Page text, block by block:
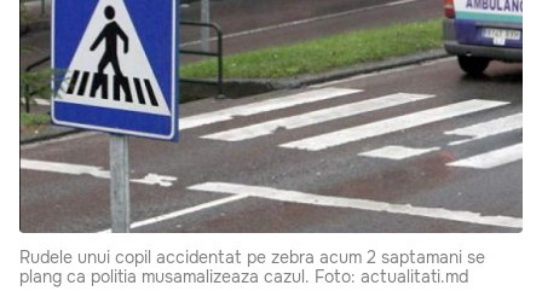
Rudele unui copil accidentat pe zebra acum 2 saptamani se
plang ca politia musamalizeaza cazul. Foto: actualitati.md